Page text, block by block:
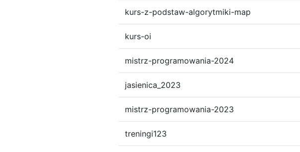
kurs-z-podstaw-algorytmiki-map
kurs-oi
mistrz-programowania-2024
jasienica_2023
mistrz-programowania-2023
treningi123